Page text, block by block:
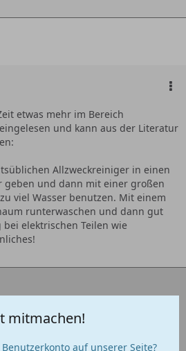
etwas mehr im Bereich
und kann aus der Literatur
Allzweckreiniger in einen
geben und dann mit einer großen
viel Wasser benutzen. Mit einem
runterwaschen und dann gut
elektrischen Teilen wie
mitmachen!
auf unserer Seite?